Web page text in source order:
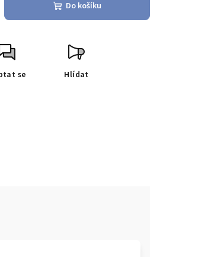
Do košíku
se Hlídat